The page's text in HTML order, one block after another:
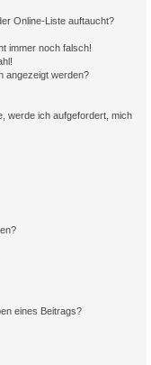
Online-Liste auftaucht?
immer noch falsch!
angezeigt werden?
werde ich aufgefordert, mich
eines Beitrags?